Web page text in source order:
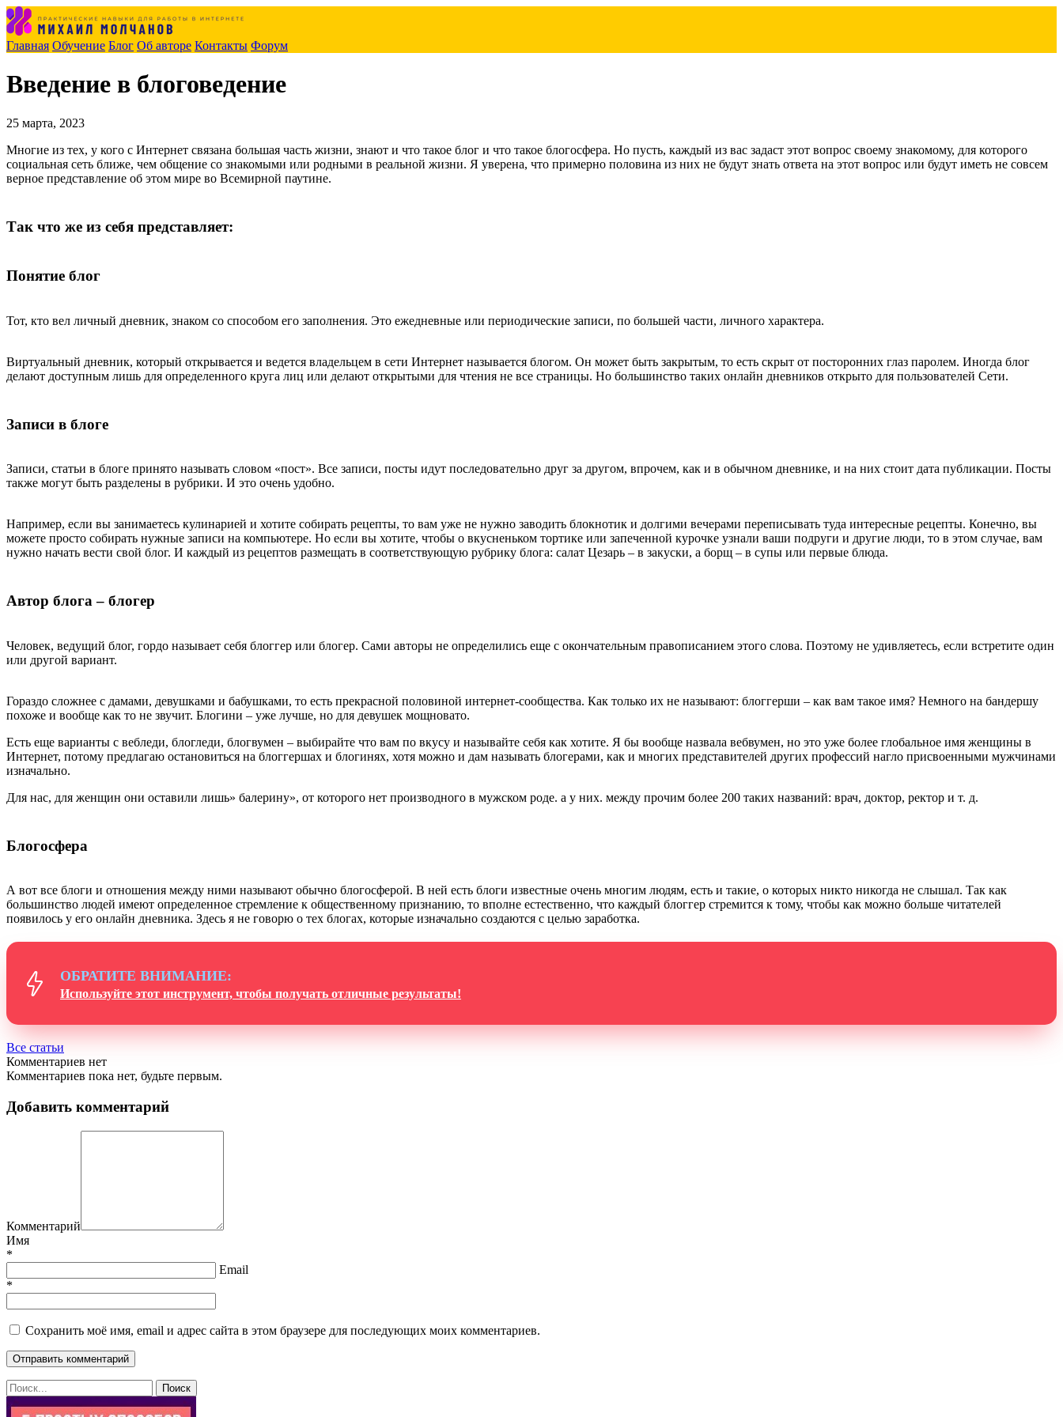
Главная Обучение Блог Об авторе Контакты Форум
Введение в блоговедение
25 марта, 2023
Многие из тех, у кого с Интернет связана большая часть жизни, знают и что такое блог и что такое блогосфера. Но пусть, каждый из вас задаст этот вопрос своему знакомому, для которого
социальная сеть ближе, чем общение со знакомыми или родными в реальной жизни. Я уверена, что примерно половина из них не будут знать ответа на этот вопрос или будут иметь не совсем
верное представление об этом мире во Всемирной паутине.
Так что же из себя представляет:
Понятие блог
Тот, кто вел личный дневник, знаком со способом его заполнения. Это ежедневные или периодические записи, по большей части, личного характера.
Виртуальный дневник, который открывается и ведется владельцем в сети Интернет называется блогом. Он может быть закрытым, то есть скрыт от посторонних глаз паролем. Иногда блог
делают доступным лишь для определенного круга лиц или делают открытыми для чтения не все страницы. Но большинство таких онлайн дневников открыто для пользователей Сети.
Записи в блоге
Записи, статьи в блоге принято называть словом «пост». Все записи, посты идут последовательно друг за другом, впрочем, как и в обычном дневнике, и на них стоит дата публикации. Посты
также могут быть разделены в рубрики. И это очень удобно.
Например, если вы занимаетесь кулинарией и хотите собирать рецепты, то вам уже не нужно заводить блокнотик и долгими вечерами переписывать туда интересные рецепты. Конечно, вы
можете просто собирать нужные записи на компьютере. Но если вы хотите, чтобы о вкусненьком тортике или запеченной курочке узнали ваши подруги и другие люди, то в этом случае, вам
нужно начать вести свой блог. И каждый из рецептов размещать в соответствующую рубрику блога: салат Цезарь – в закуски, а борщ – в супы или первые блюда.
Автор блога – блогер
Человек, ведущий блог, гордо называет себя блоггер или блогер. Сами авторы не определились еще с окончательным правописанием этого слова. Поэтому не удивляетесь, если встретите один
или другой вариант.
Гораздо сложнее с дамами, девушками и бабушками, то есть прекрасной половиной интернет-сообщества. Как только их не называют: блоггерши – как вам такое имя? Немного на бандершу
похоже и вообще как то не звучит. Блогини – уже лучше, но для девушек мощновато.
Есть еще варианты с вебледи, блогледи, блогвумен – выбирайте что вам по вкусу и называйте себя как хотите. Я бы вообще назвала вебвумен, но это уже более глобальное имя женщины в
Интернет, потому предлагаю остановиться на блоггершах и блогинях, хотя можно и дам называть блогерами, как и многих представителей других профессий нагло присвоенными мужчинами
изначально.
Для нас, для женщин они оставили лишь» балерину», от которого нет производного в мужском роде. а у них. между прочим более 200 таких названий: врач, доктор, ректор и т. д.
Блогосфера
А вот все блоги и отношения между ними называют обычно блогосферой. В ней есть блоги известные очень многим людям, есть и такие, о которых никто никогда не слышал. Так как
большинство людей имеют определенное стремление к общественному признанию, то вполне естественно, что каждый блоггер стремится к тому, чтобы как можно больше читателей
появилось у его онлайн дневника. Здесь я не говорю о тех блогах, которые изначально создаются с целью заработка.
ОБРАТИТЕ ВНИМАНИЕ:
Используйте этот инструмент, чтобы получать отличные результаты!
Все статьи
Комментариев нет
Комментариев пока нет, будьте первым.
Добавить комментарий
Комментарий
Имя
*
Email
*
Сохранить моё имя, email и адрес сайта в этом браузере для последующих моих комментариев.